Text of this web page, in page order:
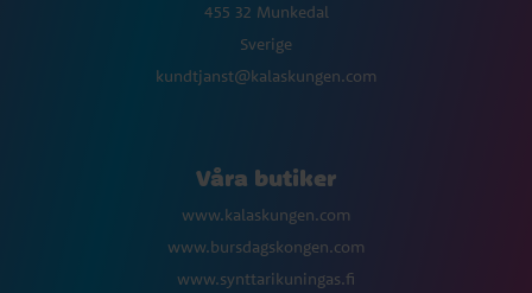
455 32 Munkedal
Sverige
kundtjanst@kalaskungen.com
Våra butiker
www.kalaskungen.com
www.bursdagskongen.com
www.synttarikuningas.fi